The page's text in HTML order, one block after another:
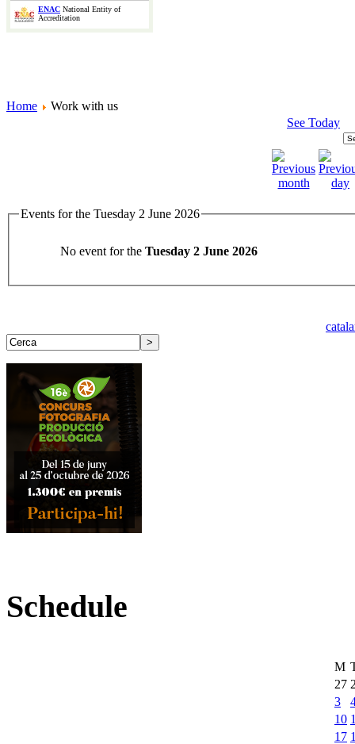
ENAC National Entity of
Accreditation
Home
Work with us
See Today
Events for the Tuesday 2 June 2026
No event for the Tuesday 2 June 2026
Schedule
M
27
3
10
17